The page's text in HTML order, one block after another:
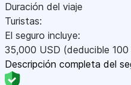
Duración del viaje
Turistas:
El seguro incluye:
35,000 USD (deducible 100
Descripción completa del